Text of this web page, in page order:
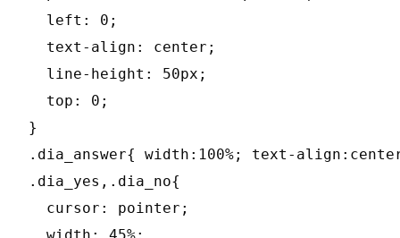
  left: 0;
  text-align: center;
  line-height: 50px;
  top: 0;
}
.dia_answer{ width:100%; text-
.dia_yes,.dia_no{
  cursor: pointer;